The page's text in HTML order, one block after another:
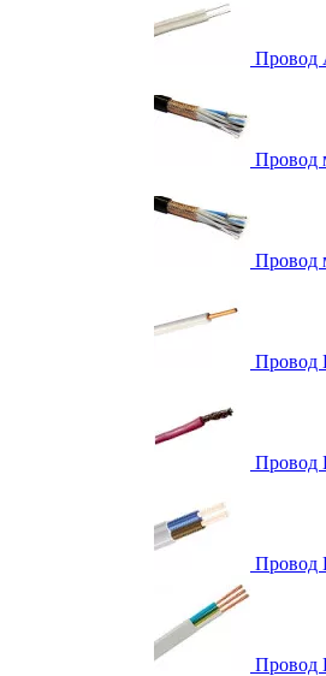
Провод
Провод
Провод
Провод